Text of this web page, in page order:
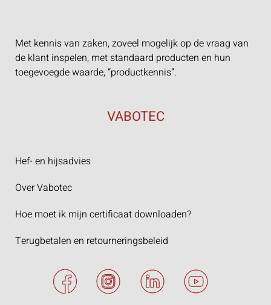
Met kennis van zaken, zoveel mogelijk op de vraag van
de klant inspelen, met standaard producten en hun
toegevoegde waarde, “productkennis”.
VABOTEC
Hef- en hijsadvies
Over Vabotec
Hoe moet ik mijn certificaat downloaden?
Terugbetalen en retourneringsbeleid